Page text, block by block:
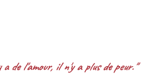
de l'amour, il n'y a plus de peur."